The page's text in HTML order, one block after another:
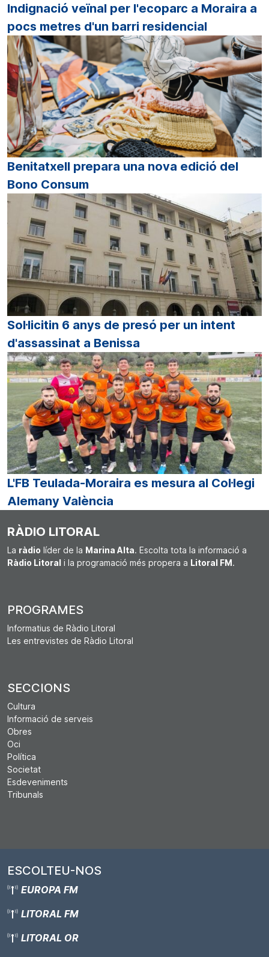
Indignació veïnal per l'ecoparc a Moraira a
pocs metres d'un barri residencial
Benitatxell prepara una nova edició del
Bono Consum
Sol·licitin 6 anys de presó per un intent
d'assassinat a Benissa
L'FB Teulada-Moraira es mesura al Col·legi
Alemany València
RÀDIO LITORAL
La ràdio líder de la Marina Alta. Escolta tota la informació a
Ràdio Litoral i la programació més propera a Litoral FM.
PROGRAMES
Informatius de Ràdio Litoral
Les entrevistes de Ràdio Litoral
SECCIONS
Cultura
Informació de serveis
Obres
Oci
Política
Societat
Esdeveniments
Tribunals
ESCOLTEU-NOS
EUROPA FM
LITORAL FM
LITORAL OR